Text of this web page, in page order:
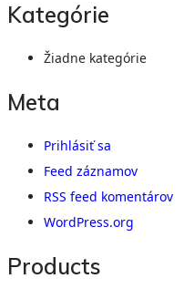
Kategórie
Žiadne kategórie
Meta
Prihlásiť sa
Feed záznamov
RSS feed komentárov
WordPress.org
Products